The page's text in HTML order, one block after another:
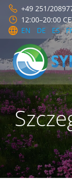
+49 251/
12:00–20:00
EN
DE ES